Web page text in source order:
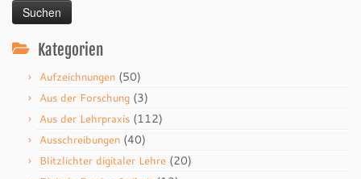
Kategorien
Aufzeichnungen (50)
Aus der Forschung (3)
Aus der Lehrpraxis (112)
Ausschreibungen (40)
Blitzlichter digitaler Lehre (20)